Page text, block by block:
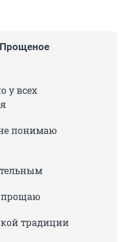
у всех
понимаю
прощаю
традиции